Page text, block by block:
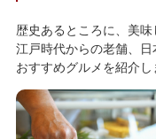
歴史あるところに、美味
江戸時代からの老舗、
おすすめグルメを紹介し